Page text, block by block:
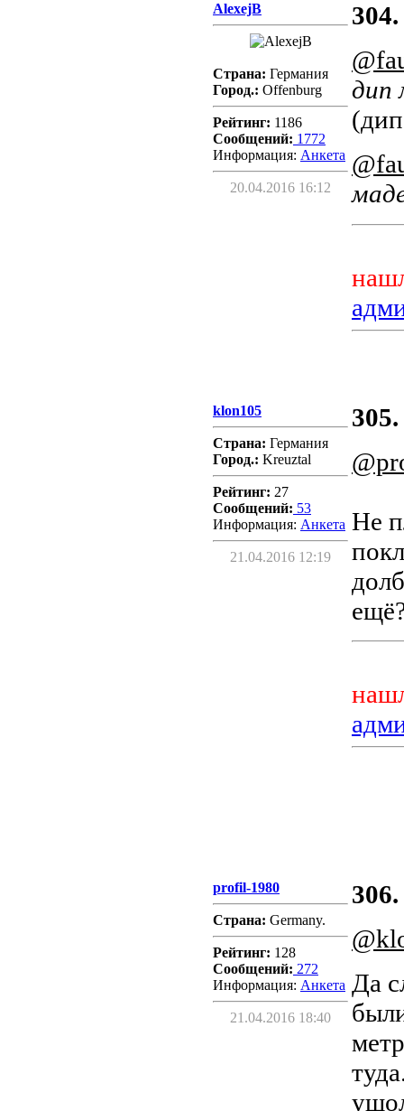
AlexejB
Страна: Германия
Город.: Offenburg
Рейтинг: 1186
Сообщений: 1772
Информация: Aнкета
20.04.2016 16:12
304.
дип
klon105
Страна: Германия
Город.: Kreuztal
Рейтинг: 27
Сообщений: 53
Информация: Aнкета
21.04.2016 12:19
305.
Не
profil-1980
Страна: Germany.
Рейтинг: 128
Сообщений: 272
Информация: Aнкета
21.04.2016 18:40
306.
Да